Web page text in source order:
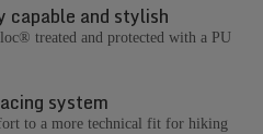
capable and stylish
treated and protected with a PU
system
to a more technical fit for hiking